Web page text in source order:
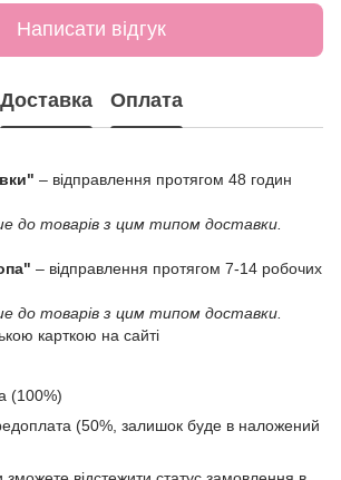
Написати відгук
Доставка Оплата
– відправлення протягом 48 годин
до товарів з цим типом доставки.
– відправлення протягом 7-14 робочих
до товарів з цим типом доставки.
карткою на сайті
(100%)
(50%, залишок буде в наложений